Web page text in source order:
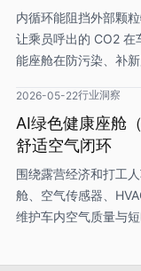
内循环能阻挡外部颗
让乘员呼出的 CO2 在
能座舱在防污染、补
2026-05-22行业洞察
AI绿色健康座舱
舒适空气闭环
围绕露营经济和打工
舱、空气传感器、
维护车内空气质量与短